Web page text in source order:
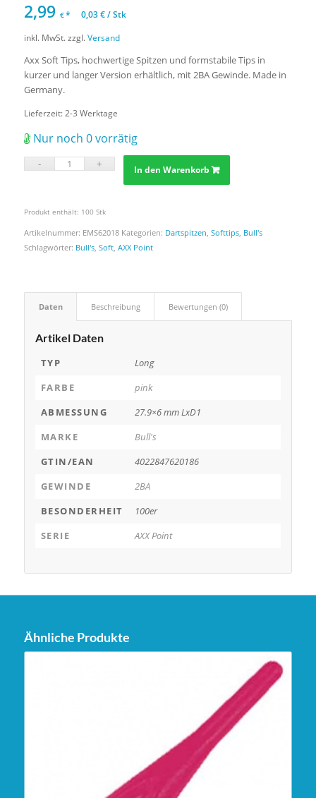
2,99 €* 0,03€/Stk
inkl. MwSt. zzgl.Versand
Axx Soft Tips, hochwertige Spitzen und formstabile Tips in
kurzer und langer Version erhältlich, mit 2BA Gewinde. Made in
Germany.
Lieferzeit: 2-3 Werktage
Nur noch 0 vorrätig
In den Warenkorb
Produkt enthält: 100 Stk
Artikelnummer: EMS62018 Kategorien: Dartspitzen, Softtips, Bull's
Schlagwörter: Bull's, Soft, AXX Point
Daten Beschreibung Bewertungen (0)
Artikel Daten
TYP
Long
FARBE
pink
ABMESSUNG
27.9×6 mm LxD1
MARKE
Bull's
GTIN/EAN
4022847620186
GEWINDE
2BA
BESONDERHEIT
100er
SERIE
AXX Point
Ähnliche Produkte